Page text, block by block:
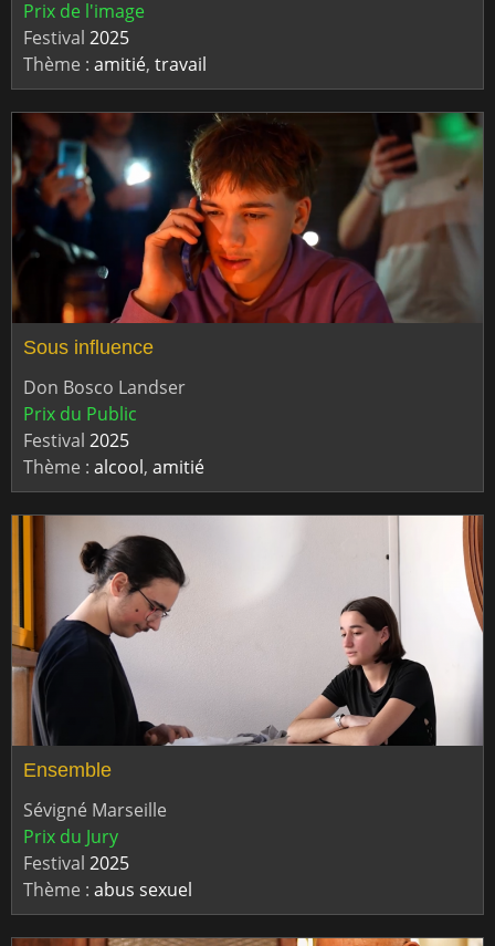
Prix de l'image
Festival 2025
Thème : amitié, travail
Sous influence
Don Bosco Landser
Prix du Public
Festival 2025
Thème : alcool, amitié
Ensemble
Sévigné Marseille
Prix du Jury
Festival 2025
Thème : abus sexuel